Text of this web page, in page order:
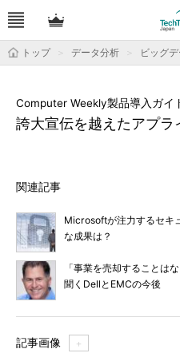
トップ データ分析 ビッグデ
誇大宣伝を越えたアプラ
Computer Weekly製品導入ガイ
関連記事
Microsoftが注力するセキ
な成果は？
「事業を売却することは
聞くDellとEMCの今後
記事画像 ＋